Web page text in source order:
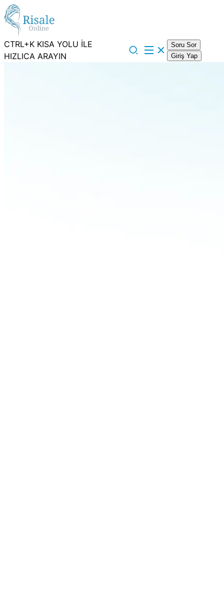
CTRL+K KISA YOLU İLE
HIZLICA ARAYIN
Soru Sor
Giriş Yap